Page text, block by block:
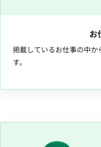
お
掲載しているお仕事の中か
す。